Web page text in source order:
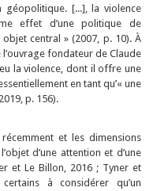
géopolitique. [...], la violence
effet d’une politique de
central » (2007, p. 10). À
fondateur de Claude
la violence, dont il offre une
en tant qu’« une
p. 156).
et les dimensions
d’une attention et d’une
et Le Billon, 2016 ; Tyner et
à considérer qu’un